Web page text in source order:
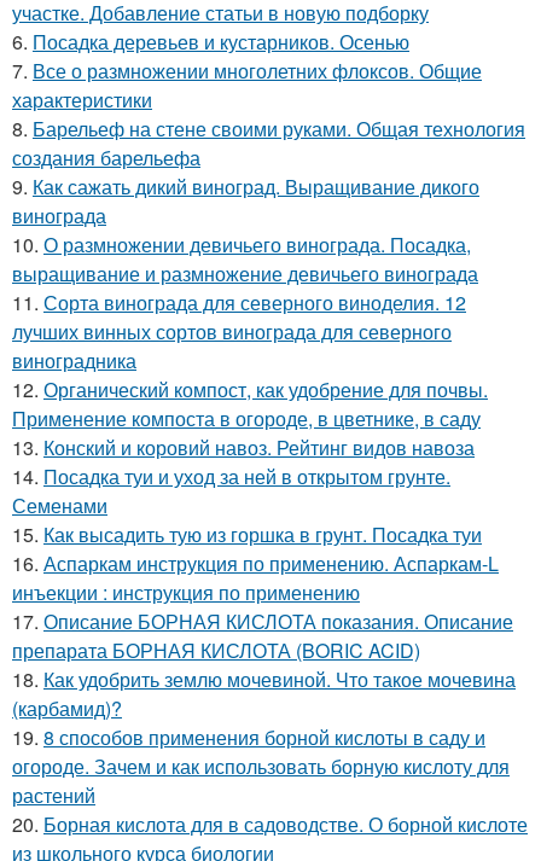
участке. Добавление статьи в новую подборку
6. Посадка деревьев и кустарников. Осенью
7. Все о размножении многолетних флоксов. Общие
характеристики
8. Барельеф на стене своими руками. Общая технология
создания барельефа
9. Как сажать дикий виноград. Выращивание дикого
винограда
10. О размножении девичьего винограда. Посадка,
выращивание и размножение девичьего винограда
11. Сорта винограда для северного виноделия. 12
лучших винных сортов винограда для северного
виноградника
12. Органический компост, как удобрение для почвы.
Применение компоста в огороде, в цветнике, в саду
13. Конский и коровий навоз. Рейтинг видов навоза
14. Посадка туи и уход за ней в открытом грунте.
Семенами
15. Как высадить тую из горшка в грунт. Посадка туи
16. Аспаркам инструкция по применению. Аспаркам-L
инъекции : инструкция по применению
17. Описание БОРНАЯ КИСЛОТА показания. Описание
препарата БОРНАЯ КИСЛОТА (BORIC ACID)
18. Как удобрить землю мочевиной. Что такое мочевина
(карбамид)?
19. 8 способов применения борной кислоты в саду и
огороде. Зачем и как использовать борную кислоту для
растений
20. Борная кислота для в садоводстве. О борной кислоте
из школьного курса биологии